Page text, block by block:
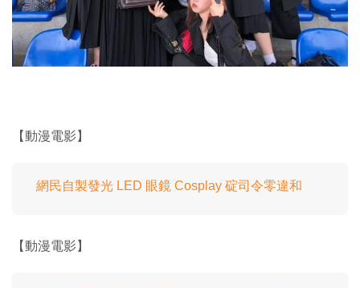
【動漫電影】
網民自製發光 LED 眼鏡 Cosplay 碇司令零違和
【動漫電影】